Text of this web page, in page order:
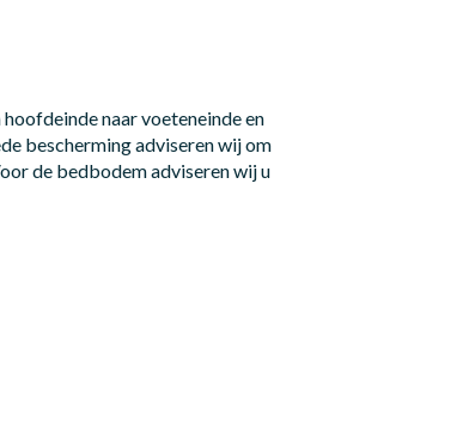
naar voeteneinde en
bescherming adviseren wij om
de bedbodem adviseren wij u